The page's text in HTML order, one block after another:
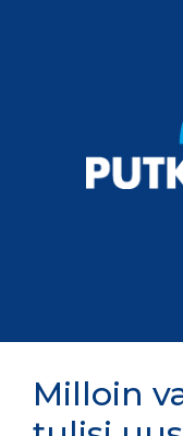
Milloin